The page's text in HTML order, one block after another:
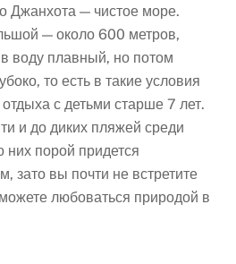
Джанхота — чистое море.
— около 600 метров,
воду плавный, но потом
то есть в такие условия
с детьми старше 7 лет.
и до диких пляжей среди
них порой придется
зато вы почти не встретите
любоваться природой в